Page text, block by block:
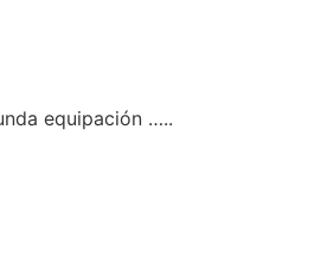
equipación …..